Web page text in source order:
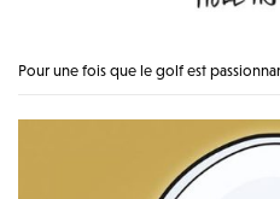
Pour une fois que le golf est